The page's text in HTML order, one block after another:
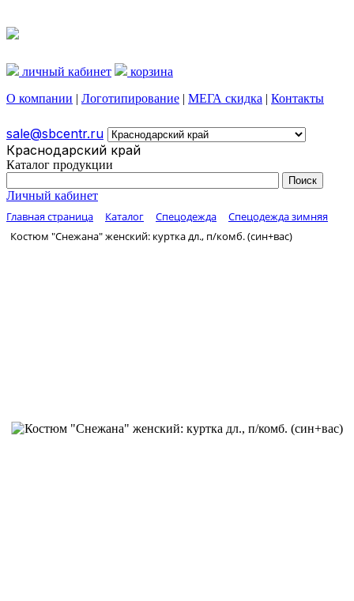
личный кабинет
корзина
О компании | Логотипирование | МЕГА скидка | Контакты
sale@sbcentr.ru
Краснодарский край
Каталог продукции
Личный кабинет
Главная страница Каталог Спецодежда
Спецодежда зимняя
Костюм "Снежана" женский: куртка дл., п/комб. (син+вас)